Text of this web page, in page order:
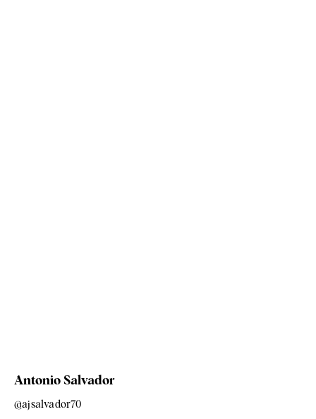
Antonio Salvador
@ajsalvador70